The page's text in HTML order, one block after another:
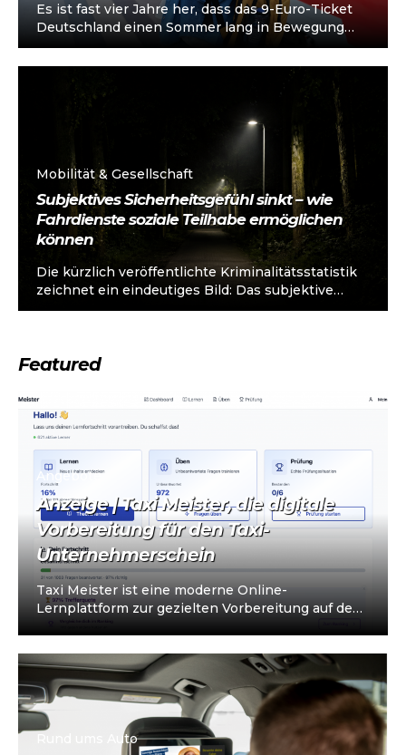
Es ist fast vier Jahre her, dass das 9-Euro-Ticket
Deutschland einen Sommer lang in Bewegung
versetzte. In Erinnerung blieb vor...
Mobilität & Gesellschaft
Subjektives Sicherheitsgefühl sinkt – wie
Fahrdienste soziale Teilhabe ermöglichen
können
Die kürzlich veröffentlichte Kriminalitätsstatistik
zeichnet ein eindeutiges Bild: Das subjektive
Sicherheitsgefühl ist niedrig. Insbesondere
Featured
Angebote
Anzeige | Taxi Meister, die digitale
Vorbereitung für den Taxi-
Unternehmerschein
Taxi Meister ist eine moderne Online-
Lernplattform zur gezielten Vorbereitung auf den
Rund ums Auto